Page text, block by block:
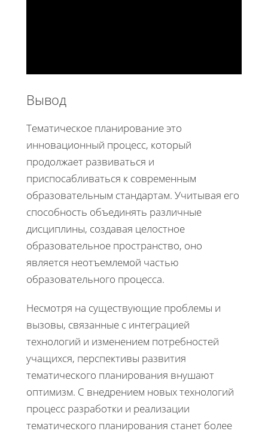
Вывод
Тематическое планирование это
инновационный процесс, который
продолжает развиваться и
приспосабливаться к современным
образовательным стандартам. Учитывая его
способность объединять различные
дисциплины, создавая целостное
образовательное пространство, оно
является неотъемлемой частью
образовательного процесса.
Несмотря на существующие проблемы и
вызовы, связанные с интеграцией
технологий и изменением потребностей
учащихся, перспективы развития
тематического планирования внушают
оптимизм. С внедрением новых технологий
процесс разработки и реализации
тематического планирования станет более